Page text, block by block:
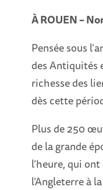
À ROUEN –
Pensée sous
des Antiquités
richesse des
dès cette
Plus de 250
de la grande
l’heure, qui
l’Angleterre à